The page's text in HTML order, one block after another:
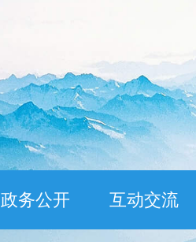
政务公开 互动交流